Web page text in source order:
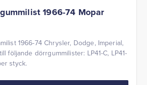
1966-74 Mopar
1966-74 Chrysler, Dodge, Imperial,
följande dörrgummilister: LP41-C, LP41-
styck.